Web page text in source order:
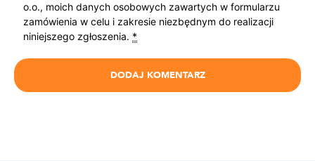
o.o., moich danych osobowych zawartych w formularzu
zamówienia w celu i zakresie niezbędnym do realizacji
niniejszego zgłoszenia. *